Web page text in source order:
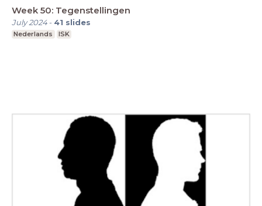
Week 50: Tegenstellingen
July 2024- 41 slides
Nederlands ISK